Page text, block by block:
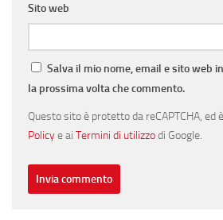
Sito web
Salva il mio nome, email e sito web
la prossima volta che commento.
Questo sito è protetto da reCAPTCHA, ed
Policye ai Termini di utilizzodi Google.